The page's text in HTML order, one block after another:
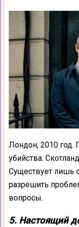
Лондон, 2010 год.
убийства.
Существует лишь
разрешить
вопросы.
5. Настоящий